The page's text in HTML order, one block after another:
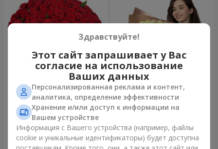
101 красная роза
10 725 грн
Заказать
Букет "Сердце – сердцу"
Заказать
Здравствуйте!
Этот сайт запрашивает у Вас
согласие на использование
Ваших данных
Персонализированная реклама и контент,
аналитика, определение эффективности
Хранение и/или доступ к информации на
Вашем устройстве
Информация с Вашего устройства (например, файлы
cookie и уникальные идентификаторы) будет доступна